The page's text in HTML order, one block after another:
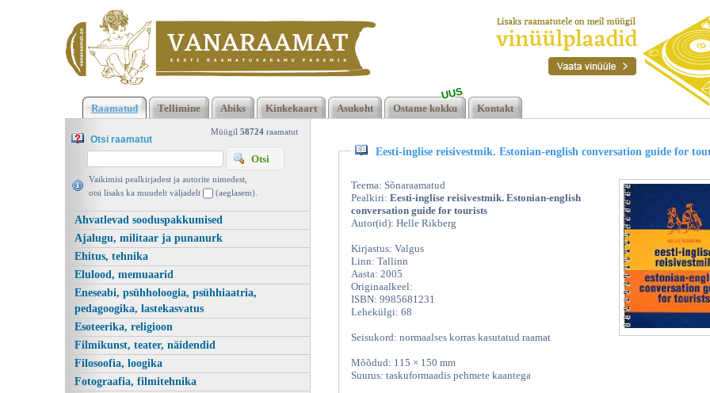
Klõpsa siia , et näha täielikku loendit!Eesti-inglise reisivestmik.
Estonian-english conversation guide for tourists, Helle Rikberg,
Valgus 2005 | vanaraamat. ee
Raamatud Tellimine Abiks Kinkekaart Asukoht Ostame kokku
UUS
Kontakt
Müügil 58724 raamatut
Otsi raamatut
Vaikimisi pealkirjadest ja autorite nimedest,
otsi lisaks ka muudelt väljadelt
(aeglasem).
Ahvatlevad sooduspakkumised
Ajalugu, militaar ja punanurk
Ehitus, tehnika
Elulood, memuaarid
Eneseabi, psühholoogia, psühhiaatria,
pedagoogika, lastekasvatus
Esoteerika, religioon
Filmikunst, teater, näidendid
Filosoofia, loogika
Fotograafia, filmitehnika
Eesti-inglise reisivestmik. Estonian-english conversation guide for
Teema: Sõnaraamatud
Pealkiri: Eesti-inglise reisivestmik. Estonian-english
conversation guide for tourists
Autor(id): Helle Rikberg
Kirjastus: Valgus
Linn: Tallinn
Aasta: 2005
Originaalkeel:
ISBN: 9985681231
Lehekülgi: 68
Seisukord: normaalses korras kasutatud raamat
Mõõdud: 115 × 150 mm
Suurus: taskuformaadis pehmete kaantega